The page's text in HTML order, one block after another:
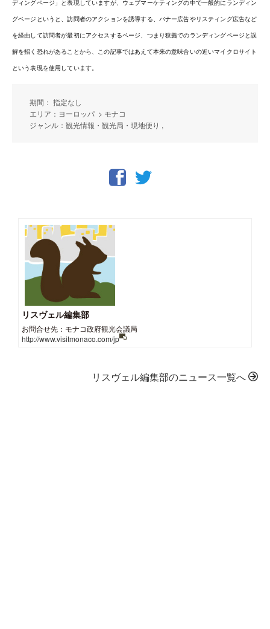
ディングページ」と表現していますが、ウェブマーケティングの中で一般的にランディン
グページというと、訪問者のアクションを誘導する、バナー広告やリスティング広告など
を経由して訪問者が最初にアクセスするページ、つまり狭義でのランディングページと誤
解を招く恐れがあることから、この記事ではあえて本来の意味合いの近いマイクロサイト
という表現を使用しています。
期間： 指定なし
エリア：ヨーロッパ > モナコ
ジャンル：観光情報・観光局・現地便り ,
リスヴェル編集部
お問合せ先：モナコ政府観光会議局
http://www.visitmonaco.com/jp
リスヴェル編集部のニュース一覧へ